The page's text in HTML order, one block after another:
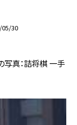
05/30
写真：詰将棋 一手